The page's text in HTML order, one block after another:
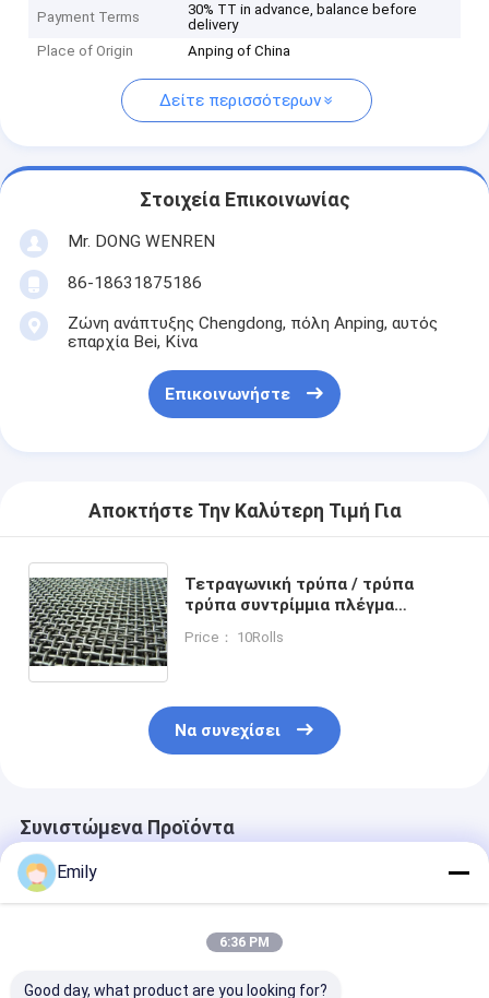
Payment Terms
30% TT in advance, balance before
delivery
Place of Origin
Anping of China
Δείτε περισσότερων
Στοιχεία Επικοινωνίας
Mr. DONG WENREN
86-18631875186
Ζώνη ανάπτυξης Chengdong, πόλη Anping, αυτός
επαρχία Bei, Κίνα
Επικοινωνήστε
Αποκτήστε Την Καλύτερη Τιμή Για
Τετραγωνική τρύπα / τρύπα
τρύπα συντρίμμια πλέγμα
πλάτος
Price： 10Rolls
Να συνεχίσει
Συνιστώμενα Προϊόντα
Emily
6:36 PM
Good day, what product are you looking for?